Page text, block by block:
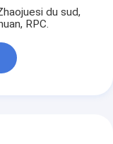
du sud,
RPC.